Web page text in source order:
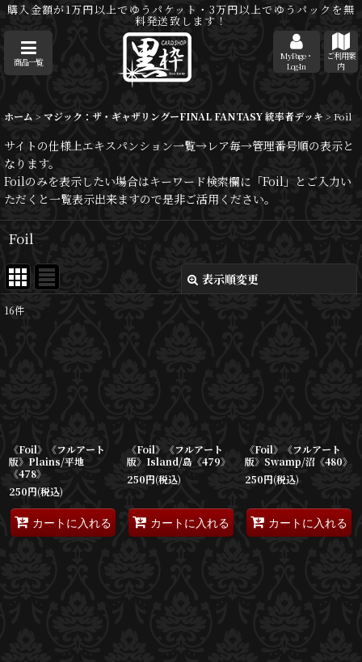
購入金額が1万円以上でゆうパケット・3万円以上でゆうパックを無
料発送致します！
商品一覧
MyPage・
Log-In
ご利用案
内
ホーム > マジック：ザ・ギャザリングーFINAL FANTASY 統率者デッキ > Foil
サイトの仕様上エキスパンション一覧→レア毎→管理番号順の表示と
なります。
Foilのみを表示したい場合はキーワード検索欄に「Foil」とご入力い
ただくと一覧表示出来ますので是非ご活用ください。
Foil
表示順変更
16件
《Foil》《フルアート
版》Plains/平地
《478》
250円(税込)
カートに入れる
《Foil》《フルアート
版》Island/島《479》
250円(税込)
カートに入れる
《Foil》《フルアート
版》Swamp/沼《480》
250円(税込)
カートに入れる